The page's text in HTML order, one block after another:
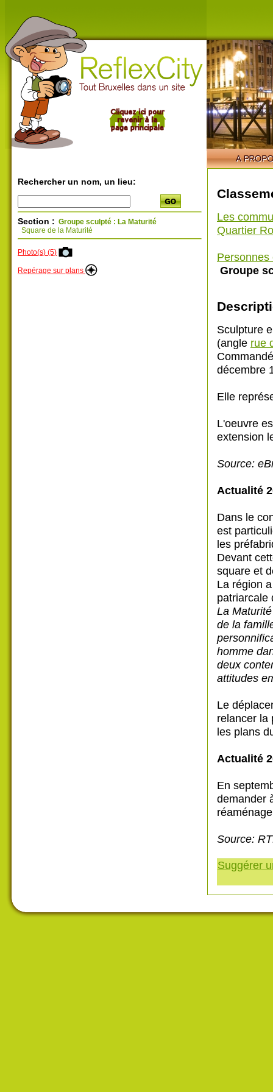
Rechercher un nom, un lieu:
Section : Groupe sculpté : La Maturité
Square de la Maturité
Photo(s) (5)
Repérage sur plans
Les
Quartier
Personnes
Groupe
Sculpture
(angle rue
décembre
Elle
L'oeuvre
extension
Source:
Actualité
Dans le
est
les
Devant
square et
La région
patriarcale
La
de la
homme
deux
attitudes
Le
relancer la
les plans
Actualité
En
demander
Source:
Suggérer